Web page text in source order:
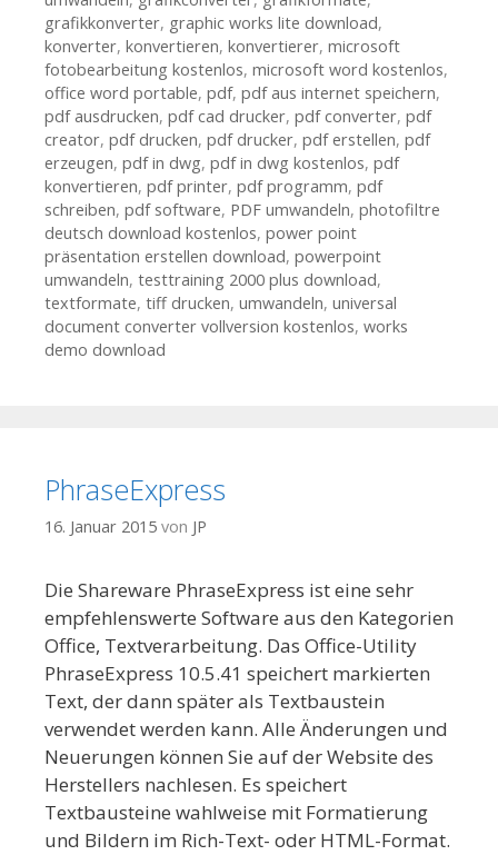
grafikkonverter, graphic works lite download,
konverter, konvertieren, konvertierer, microsoft
fotobearbeitung kostenlos, microsoft word kostenlos,
office word portable, pdf, pdf aus internet speichern,
pdf ausdrucken, pdf cad drucker, pdf converter, pdf
creator, pdf drucken, pdf drucker, pdf erstellen, pdf
erzeugen, pdf in dwg, pdf in dwg kostenlos, pdf
konvertieren, pdf printer, pdf programm, pdf
schreiben, pdf software, PDF umwandeln, photofiltre
deutsch download kostenlos, power point
präsentation erstellen download, powerpoint
umwandeln, testtraining 2000 plus download,
textformate, tiff drucken, umwandeln, universal
document converter vollversion kostenlos, works
demo download
PhraseExpress
16. Januar 2015 von JP
Die Shareware PhraseExpress ist eine sehr
empfehlenswerte Software aus den Kategorien
Office, Textverarbeitung. Das Office-Utility
PhraseExpress 10.5.41 speichert markierten
Text, der dann später als Textbaustein
verwendet werden kann. Alle Änderungen und
Neuerungen können Sie auf der Website des
Herstellers nachlesen. Es speichert
Textbausteine wahlweise mit Formatierung
und Bildern im Rich-Text- oder HTML-Format.